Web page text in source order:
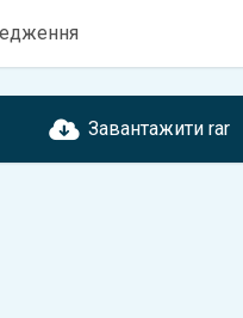
ознайомтесь з
що надані в книзі. Можливі
Завантажити rar